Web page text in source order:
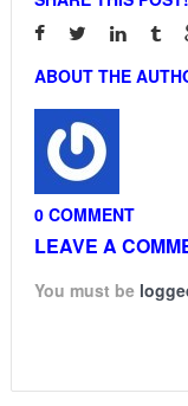
ABOUT THE
0 COMMENT
LEAVE A
You must be